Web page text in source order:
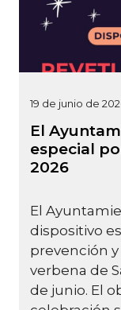
19 de junio de
El
especial
2026
El
dispositivo
prevención
verbena de
de junio. El